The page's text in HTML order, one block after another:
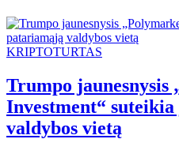
KRIPTOTURTAS
Trumpo jaunesnysis
Investment“
valdybos vietą